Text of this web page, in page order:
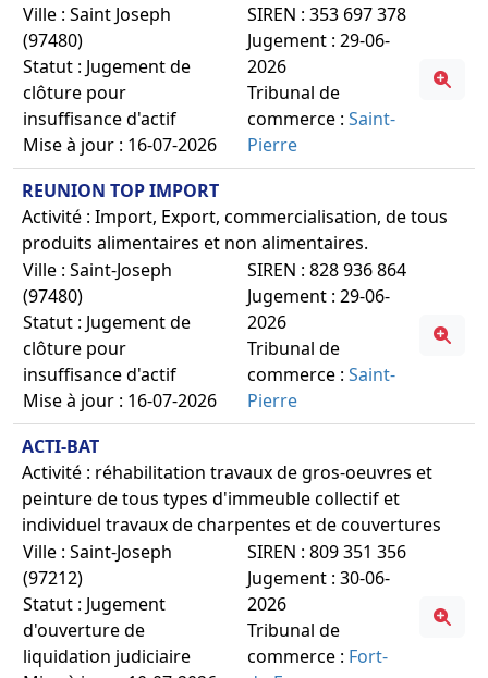
Ville : Saint Joseph
(97480)
Statut : Jugement de
clôture pour
insuffisance d'actif
Mise à jour : 16-07-2026
SIREN : 353 697 378
Jugement : 29-06-
2026
Tribunal de
commerce :Saint-
Pierre
REUNION TOP IMPORT
Activité : Import, Export, commercialisation, de tous
produits alimentaires et non alimentaires.
Ville : Saint-Joseph
(97480)
Statut : Jugement de
clôture pour
insuffisance d'actif
Mise à jour : 16-07-2026
SIREN : 828 936 864
Jugement : 29-06-
2026
Tribunal de
commerce :Saint-
Pierre
ACTI-BAT
Activité : réhabilitation travaux de gros-oeuvres et
peinture de tous types d'immeuble collectif et
individuel travaux de charpentes et de couvertures
Ville : Saint-Joseph
(97212)
Statut : Jugement
d'ouverture de
liquidation judiciaire
SIREN : 809 351 356
Jugement : 30-06-
2026
Tribunal de
commerce : Fort-